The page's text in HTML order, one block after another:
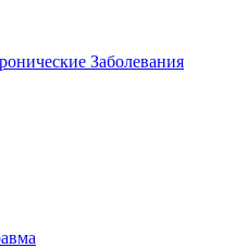
Заболевания